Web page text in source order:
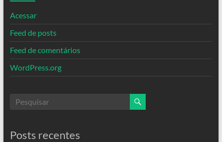
Acessar
Feed de posts
Feed de comentários
WordPress.org
Posts recentes